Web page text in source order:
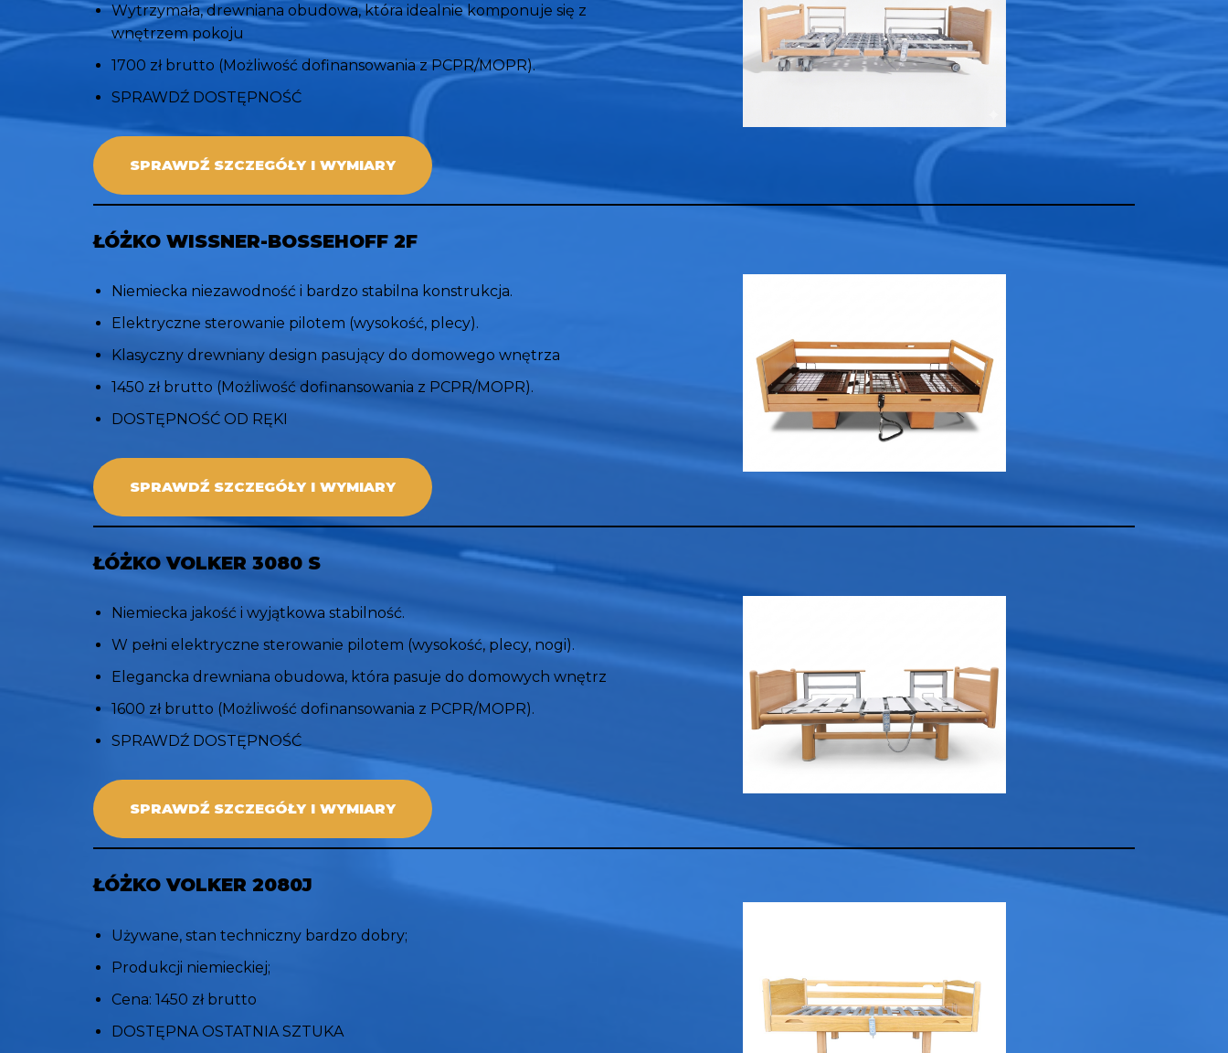
Wytrzymała, drewniana obudowa, która idealnie komponuje się z
wnętrzem pokoju
1700 zł brutto (Możliwość dofinansowania z PCPR/MOPR).
SPRAWDŹ DOSTĘPNOŚĆ
SPRAWDŹ SZCZEGÓŁY I WYMIARY
ŁÓŻKO WISSNER-BOSSEHOFF 2F
Niemiecka niezawodność i bardzo stabilna konstrukcja.
Elektryczne sterowanie pilotem (wysokość, plecy).
Klasyczny drewniany design pasujący do domowego wnętrza
1450 zł brutto (Możliwość dofinansowania z PCPR/MOPR).
DOSTĘPNOŚĆ OD RĘKI
SPRAWDŹ SZCZEGÓŁY I WYMIARY
ŁÓŻKO VOLKER 3080 S
Niemiecka jakość i wyjątkowa stabilność.
W pełni elektryczne sterowanie pilotem (wysokość, plecy, nogi).
Elegancka drewniana obudowa, która pasuje do domowych wnętrz
1600 zł brutto (Możliwość dofinansowania z PCPR/MOPR).
SPRAWDŹ DOSTĘPNOŚĆ
SPRAWDŹ SZCZEGÓŁY I WYMIARY
ŁÓŻKO VOLKER 2080J
Używane, stan techniczny bardzo dobry;
Produkcji niemieckiej;
Cena: 1450 zł brutto
DOSTĘPNA OSTATNIA SZTUKA